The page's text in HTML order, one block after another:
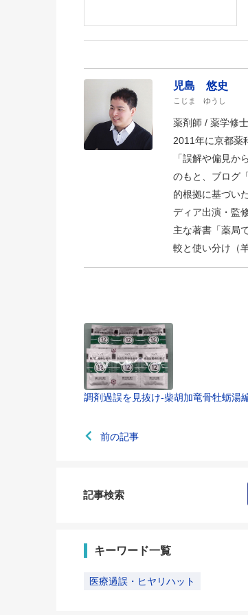
児島 悠史
こじま ゆうし
薬剤師 / 薬学修
2011年に京都薬
「誤解や偏見
のもと、ブログ
的根拠に基づい
ディア出演・監
主な著書「薬局
較と使い分け（
調剤過誤を見抜け-柴胡加竜骨牡蛎湯
前の記事
記事検索
キーワード一覧
医療過誤・ヒヤリハット